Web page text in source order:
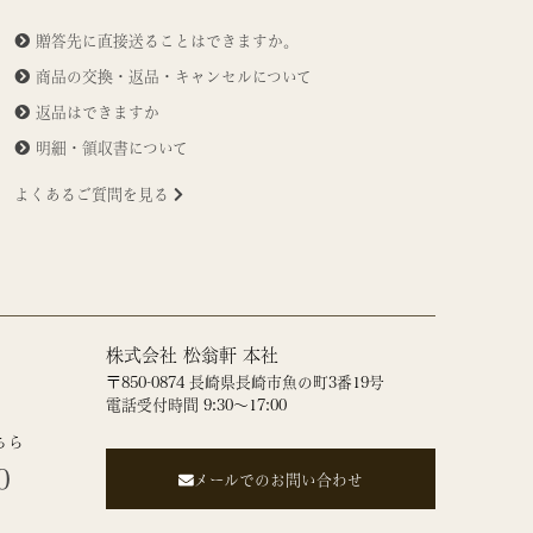
贈答先に直接送ることはできますか。
商品の交換・返品・キャンセルについて
返品はできますか
明細・領収書について
よくあるご質問を見る
株式会社 松翁軒 本社
〒850-0874 長崎県長崎市魚の町3番19号
電話受付時間 9:30～17:00
ら
メールでのお問い合わせ